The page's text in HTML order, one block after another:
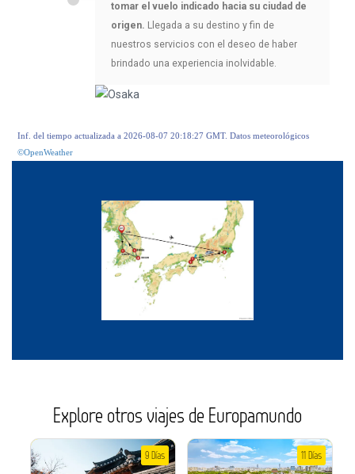
tomar el vuelo indicado hacia su ciudad de
origen. Llegada a su destino y fin de
nuestros servicios con el deseo de haber
brindado una experiencia inolvidable.
Inf. del tiempo actualizada a 2026-08-07 20:18:27 GMT. Datos meteorológicos
©OpenWeather
Explore otros viajes de Europamundo
9 Días 11 Días